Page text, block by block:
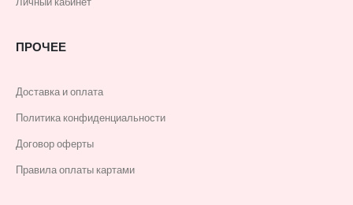
ПРОЧЕЕ
Доставка и оплата
Политика конфиденциальности
Договор оферты
Правила оплаты картами